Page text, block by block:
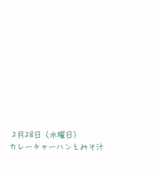
2月28日（水曜日）
カレーチャーハンとみそ汁